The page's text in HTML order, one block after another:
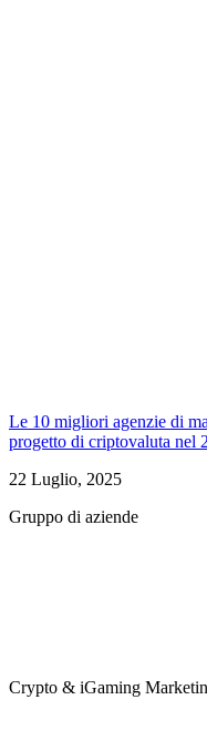
Le 10 migliori agenzie di
progetto di criptovaluta nel
22 Luglio, 2025
Gruppo di aziende
Crypto & iGaming